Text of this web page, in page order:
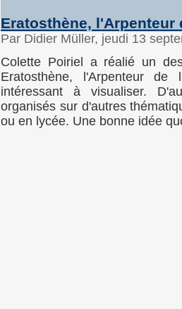
Eratosthène, l'Arpenteur
Par Didier Müller, jeudi 13
Colette Poiriel a réalié un
Eratosthène, l'Arpenteur
intéressant à visualiser.
organisés sur d'autres
ou en lycée. Une bonne idée